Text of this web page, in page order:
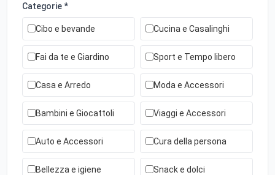
Categorie *
Cibo e bevande Cucina e Casalinghi
Fai da te e Giardino Sport e Tempo libero
Casa e Arredo Moda e Accessori
Bambini e Giocattoli Viaggi e Accessori
Auto e Accessori Cura della persona
Bellezza e igiene Snack e dolci